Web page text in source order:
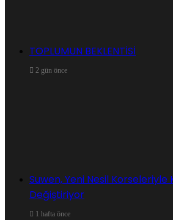
TOPLUMUN BEKLENTİSİ
2 gün önce
Suwen, Yeni Nesil Korseleriyle
Değiştiriyor
1 hafta önce